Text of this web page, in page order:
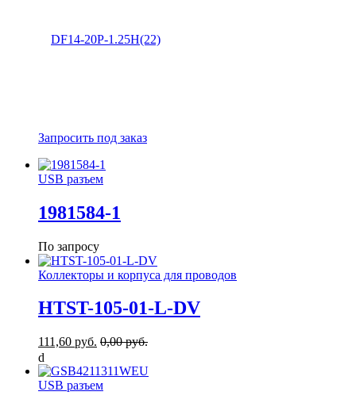
Запросить под заказ
USB разъем
1981584-1
По запросу
Коллекторы и корпуса для проводов
HTST-105-01-L-DV
111,60 руб. 0,00 руб.
USB разъем